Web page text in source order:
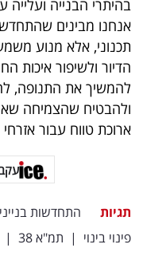
בהיתרי הבנייה
אנחנו מבינים
תכנוני, אלא מנוע
הדיור ולשיפור איכות
להמשיך את התנופה,
ולהבטיח שהצמיחה
ארוכת טווח עבור
תגיות התחדשות
פינוי בינוי | תמ"א 38 |